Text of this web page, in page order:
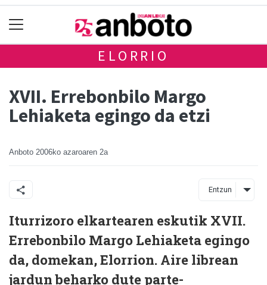
ELORRIO
XVII. Errebonbilo Margo
Lehiaketa egingo da etzi
Anboto 2006ko azaroaren 2a
Entzun
Iturrizoro elkartearen eskutik XVII.
Errebonbilo Margo Lehiaketa egingo
da, domekan, Elorrion. Aire librean
jardun beharko dute parte-